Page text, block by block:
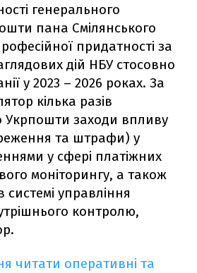
генерального
пана Смілянського
придатності за
дій НБУ стосовно
у 2023 – 2026 роках. За
кілька разів
Укрпошти заходи впливу
та штрафи) у
у сфері платіжних
моніторингу, а також
системі управління
контролю,
читати оперативні та